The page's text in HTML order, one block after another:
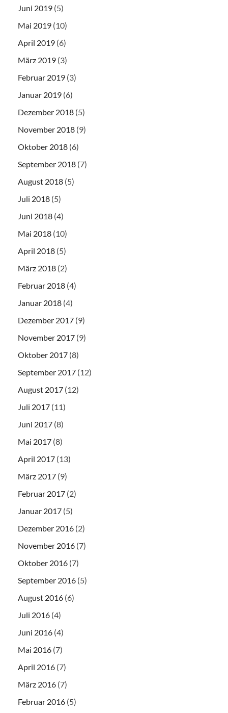
Juni 2019 (5)
Mai 2019 (10)
April 2019 (6)
März 2019 (3)
Februar 2019 (3)
Januar 2019 (6)
Dezember 2018 (5)
November 2018 (9)
Oktober 2018 (6)
September 2018 (7)
August 2018 (5)
Juli 2018 (5)
Juni 2018 (4)
Mai 2018 (10)
April 2018 (5)
März 2018 (2)
Februar 2018 (4)
Januar 2018 (4)
Dezember 2017 (9)
November 2017 (9)
Oktober 2017 (8)
September 2017 (12)
August 2017 (12)
Juli 2017 (11)
Juni 2017 (8)
Mai 2017 (8)
April 2017 (13)
März 2017 (9)
Februar 2017 (2)
Januar 2017 (5)
Dezember 2016 (2)
November 2016 (7)
Oktober 2016 (7)
September 2016 (5)
August 2016 (6)
Juli 2016 (4)
Juni 2016 (4)
Mai 2016 (7)
April 2016 (7)
März 2016 (7)
Februar 2016 (5)